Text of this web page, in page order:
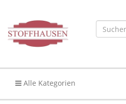
Alle Kategorien